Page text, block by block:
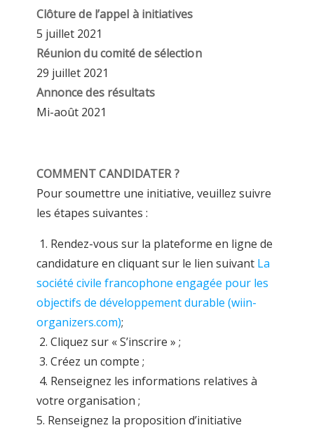
Clôture de l’appel à initiatives
5 juillet 2021
Réunion du comité de sélection
29 juillet 2021
Annonce des résultats
Mi-août 2021
COMMENT CANDIDATER ?
Pour soumettre une initiative, veuillez suivre
les étapes suivantes :
1. Rendez-vous sur la plateforme en ligne de
candidature en cliquant sur le lien suivant La
société civile francophone engagée pour les
objectifs de développement durable (wiin-
organizers.com);
2. Cliquez sur « S’inscrire » ;
3. Créez un compte ;
4. Renseignez les informations relatives à
votre organisation ;
5. Renseignez la proposition d’initiative